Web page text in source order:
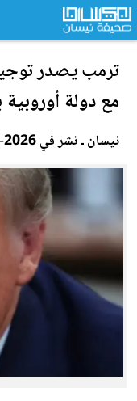
ترمب يصدر
مع دولة أوروبية
نيسان ـ نشر في 2026-07-08 الساعة 18:25